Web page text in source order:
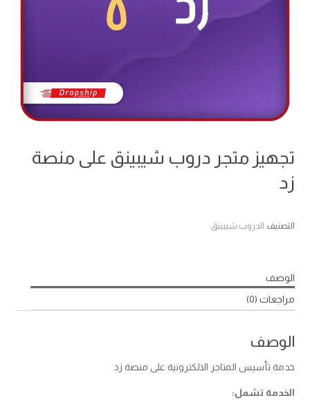
تجهيز متجر دروب شيبينق على منصة
زد
التصنيف: الدروب شيبينق
الوصف
مراجعات (0)
الوصف
خدمة تأسيس المتاجر الالكترونية على منصة زد
الخدمة تشمل: